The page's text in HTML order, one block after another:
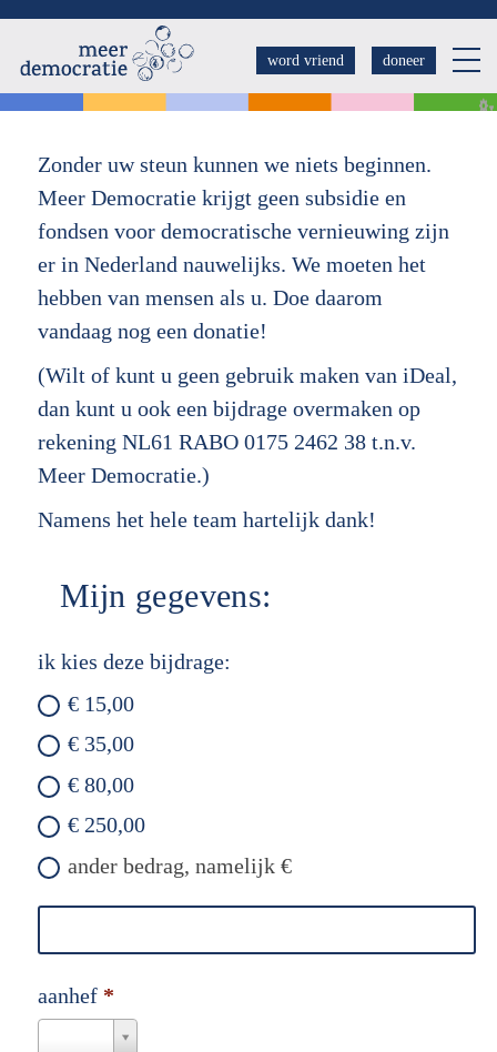
Overslaan
naar
de
word vriend doneer
Zonder uw steun kunnen we niets beginnen.
Meer Democratie krijgt geen subsidie en
fondsen voor democratische vernieuwing zijn
er in Nederland nauwelijks. We moeten het
hebben van mensen als u. Doe daarom
vandaag nog een donatie!
(Wilt of kunt u geen gebruik maken van iDeal,
dan kunt u ook een bijdrage overmaken op
rekening NL61 RABO 0175 2462 38 t.n.v.
Meer Democratie.)
Namens het hele team hartelijk dank!
Mijn gegevens:
ik kies deze bijdrage:
€ 15,00
€ 35,00
€ 80,00
€ 250,00
ander bedrag, namelijk €
aanhef *